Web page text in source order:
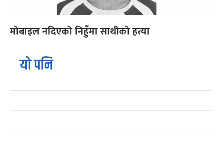
मोबाइल नदिएको निहुँमा साथीको हत्या
यो पनि